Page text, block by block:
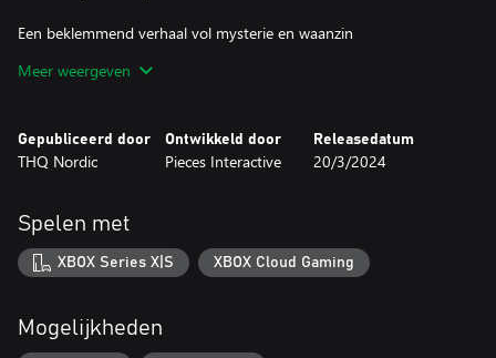
Een beklemmend verhaal vol mysterie en waanzin
geheim. Cliënt Emily Hartwood en privédetective Edward Carnby
de moeilijkste zaak die hij ooit zal tegenkomen, en beiden op
vragen die ze zichzelf niet durven te stellen. Deze nieuwe
single-player avontuur vol spanning, enge momenten en
onthullingen die je verbeeldingsgrenzen zullen testen.
Met talenten uit Hollywood
dankzij de eerste videogamerollen van bekroonde acteurs Jodie
Comer (Killing Eve, Free Guy) en David Harbour (Stranger Things,
Meer weergeven
Gepubliceerd door
THQ Nordic
Ontwikkeld door
Pieces Interactive
Releasedatum
20/3/2024
Spelen met
XBOX Series X|S XBOX Cloud Gaming
Mogelijkheden